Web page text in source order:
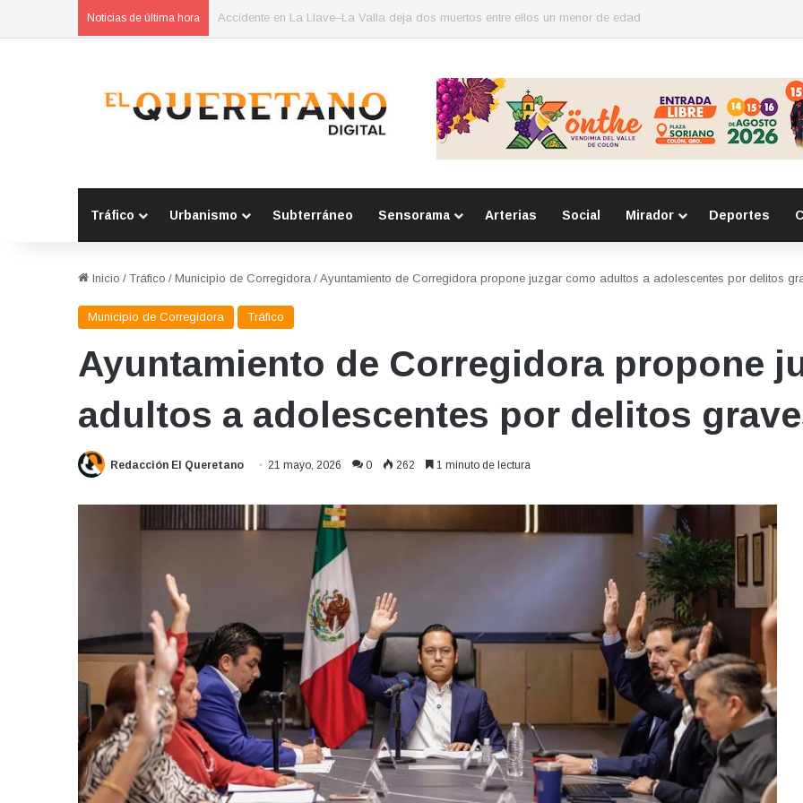
Noticias de última hora POES asegura vehículo relacionado con robos a comercio con violencia en Querétaro y Guanajuato; hay
Tráfico Urbanismo Subterráneo Sensorama Arterias Social Mirador Deportes
Inicio / Tráfico / Municipio de Corregidora / Ayuntamiento de Corregidora propone juzgar como adultos a adolescentes por delitos
Municipio de Corregidora Tráfico
Ayuntamiento de Corregidora propone
adultos a adolescentes por delitos
Redacción El Queretano 21 mayo, 2026 0 262 1 minuto de lectura